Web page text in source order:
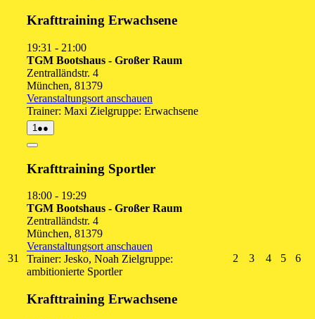
Krafttraining Erwachsene
19:31 - 21:00
TGM Bootshaus - Großer Raum
Zentralländstr. 4
München, 81379
Veranstaltungsort anschauen
Trainer: Maxi Zielgruppe: Erwachsene
31
31.
August
1 1.
September
2026
●●
Veranstaltungen)
Close
Krafttraining Sportler
18:00 - 19:29
TGM Bootshaus - Großer Raum
Zentralländstr. 4
München, 81379
Veranstaltungsort anschauen
Trainer: Jesko, Noah Zielgruppe:
ambitionierte Sportler
Krafttraining Erwachsene
2 33.
44.
55.
66.